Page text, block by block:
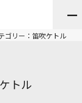
ゴリー：笛吹ケトル
トル